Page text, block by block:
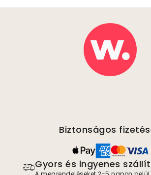
Biztonságos
Gyors és ingyenes